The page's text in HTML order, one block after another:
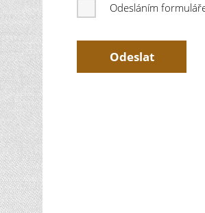
Odesláním